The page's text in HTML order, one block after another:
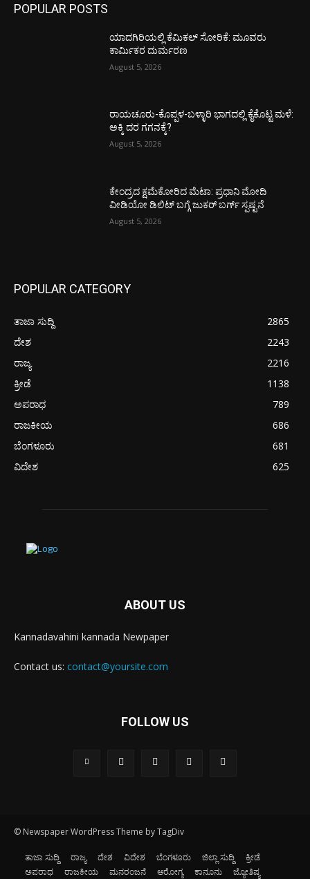
POPULAR POSTS
ಯಾದಗಿರಿಯಲ್ಲಿ ಕೆಮಿಕಲ್ ಸೋರಿಕೆ: ಮೂವರು
ಕಾರ್ಮಿಕರ ದುರ್ಮರಣ
August 5, 2026
ರಾಯಚೂರು-ಕೊಪ್ಪಳ-ಬಳ್ಳಾರಿ ಭಾಗದಲ್ಲಿ ಕೈಕೊಟ್ಟ ಮಳೆ:
ಅಕ್ಕಿ ದರ ಗಗನಕ್ಕೆ?
August 5, 2026
ಕೇಂದ್ರದ ಕ್ಷಮೆಕೋರಿದ ಮೆಟಾ: ಪ್ರಧಾನಿ ಮೋದಿ
ವೀಡಿಯೋ ಡಿಲಿಟ್ ಬಗ್ಗೆ ಜುಕರ್ ಬರ್ಗ್ ಸ್ಪಷ್ಟನೆ
August 5, 2026
POPULAR CATEGORY
ತಾಜಾ ಸುದ್ದಿ
2865
ದೇಶ
2243
ರಾಜ್ಯ
2216
ಕ್ರೀಡೆ
1138
ಅಪರಾಧ
789
ರಾಜಕೀಯ
686
ಬೆಂಗಳೂರು
681
ವಿದೇಶ
625
ABOUT US
Kannadavahini kannada Newpaper
Contact us: contact@yoursite.com
FOLLOW US
© Newspaper WordPress Theme by TagDiv
ತಾಜಾ ಸುದ್ದಿ ರಾಜ್ಯ ದೇಶ ವಿದೇಶ ಬೆಂಗಳೂರು ಜಿಲ್ಲಾ ಸುದ್ದಿ
ಕ್ರೀಡೆ
ಅಪರಾಧ
ರಾಜಕೀಯ ಮನರಂಜನೆ ಆರೋಗ್ಯ ಕಾನೂನು ಜ್ಯೋತಿಷ್ಯ